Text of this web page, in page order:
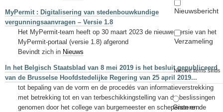
Nieuwsbericht
Verzameling
Nieuwe items sinds
Gisteren
MyPermit : Digitalisering van stedenbouwkundige
vergunningsaanvragen – Versie 1.8
Het MyPermit-team heeft op 30 maart 2023 de nieuwe versie van het
MyPermit-portaal (versie 1.8) afgerond
Bevindt zich in Nieuws
In het Belgisch Staatsblad van 8 mei 2019 is het besluit gepubliceerd
van de Brusselse Hoofdstedelijke Regering van 25 april 2019...
tot bepaling van de vorm en de procedés van informatieverstrekking
met betrekking tot en van terbeschikkingstelling van de beslissingen
genomen door het college van burgemeester en schepenen en de